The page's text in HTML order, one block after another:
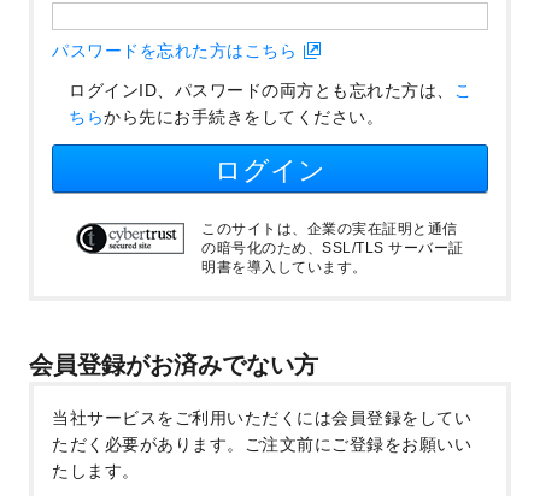
パスワードを忘れた方はこちら
ログインID、パスワードの両方とも忘れた方は、 こ
ちらから先にお手続きをしてください。
ログイン
このサイトは、企業の実在証明と通信
の暗号化のため、SSL/TLS サーバー証
明書を導入しています。
会員登録がお済みでない方
当社サービスをご利用いただくには会員登録をしてい
ただく必要があります。
ご注文前にご登録をお願いい
たします。